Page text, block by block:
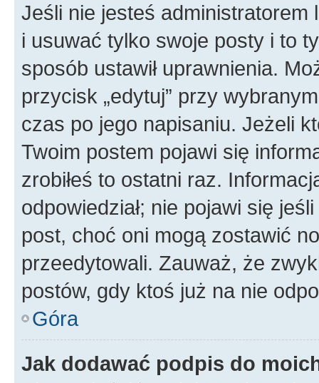
Jeśli nie jesteś
i usuwać tylko swoje posty i to
sposób ustawił uprawnienia.
przycisk „edytuj” przy
czas po jego napisaniu. Jeżeli
Twoim postem pojawi się
zrobiłeś to ostatni raz.
odpowiedział; nie pojawi się
post, choć oni mogą zostawić
przeedytowali. Zauważ, że
postów, gdy ktoś już na nie
Góra
Jak dodawać podpis do